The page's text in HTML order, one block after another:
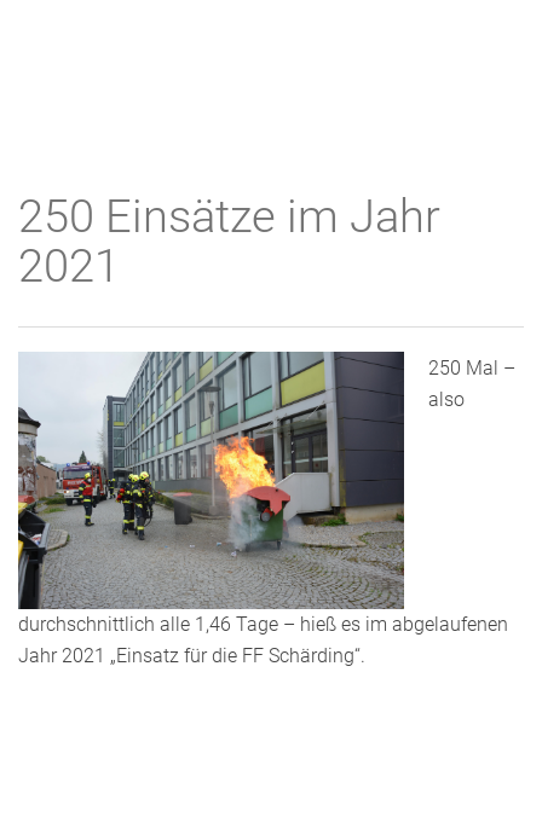
250 Einsätze im Jahr
2021
250 Mal –
also
durchschnittlich alle 1,46 Tage – hieß es im abgelaufenen
Jahr 2021 „Einsatz für die FF Schärding“.